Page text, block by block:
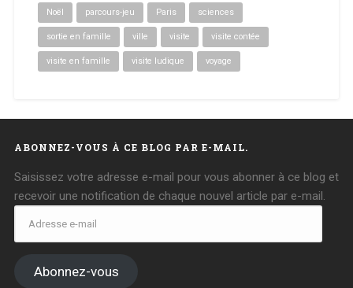
Noël parcours-jeu Paris sciences
sortie en famille ville visite visite contée
visite en famille visite ludique voyage
ABONNEZ-VOUS À CE BLOG PAR E-MAIL.
Saisissez votre adresse e-mail pour vous abonner à ce blog et
recevoir une notification de chaque nouvel article par e-mail.
Adresse
Abonnez-vous